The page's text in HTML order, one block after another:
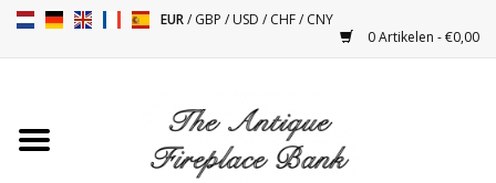
EUR/GBP /USD /CHF/CNY
0 Artikelen - €0,00